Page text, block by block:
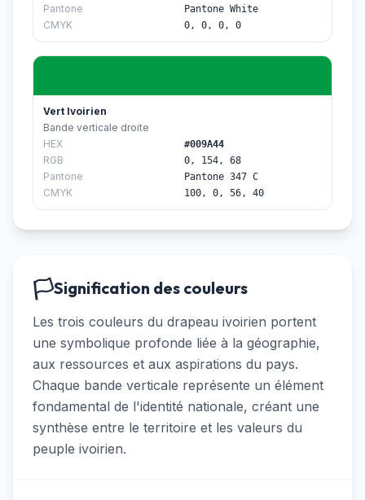
Pantone Pantone White
CMYK 0, 0, 0, 0
Vert Ivoirien
Bande verticale droite
HEX
#009A44
RGB 0, 154, 68
Pantone Pantone 347 C
CMYK 100, 0, 56, 40
🏳️Signification des couleurs
Les trois couleurs du drapeau ivoirien portent
une symbolique profonde liée à la géographie,
aux ressources et aux aspirations du pays.
Chaque bande verticale représente un élément
fondamental de l'identité nationale, créant une
synthèse entre le territoire et les valeurs du
peuple ivoirien.